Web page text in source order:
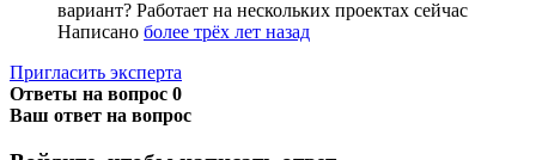
вариант? Работает на нескольких проектах сейчас
Написано более трёх лет назад
Пригласить эксперта
Ответы на вопрос 0
Ваш ответ на вопрос